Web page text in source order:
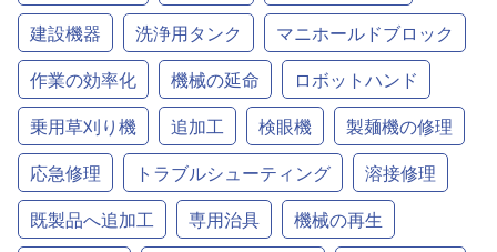
建設機器
洗浄用タンク
マニホールドブロック
作業の効率化
機械の延命
ロボットハンド
乗用草刈り機
追加工 検眼機
製麺機の修理
応急修理
トラブルシューティング
溶接修理
既製品へ追加工
専用治具
機械の再生